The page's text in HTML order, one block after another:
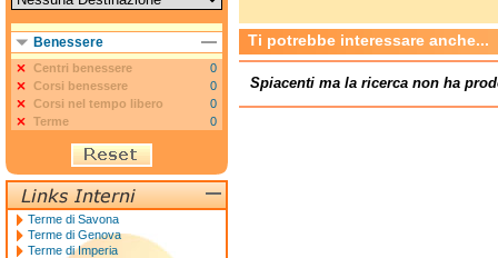
Ti potrebbe interessare anche...
Spiacenti ma la ricerca non ha
Benessere
Centri benessere
0
Corsi benessere
0
Corsi nel tempo libero
0
Terme
0
Terme di Savona
Terme di Genova
Terme di Imperia